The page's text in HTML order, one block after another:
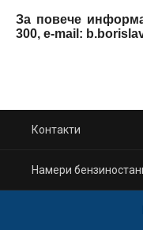
За повече
300, e-mail : b.
Контакти
Намери